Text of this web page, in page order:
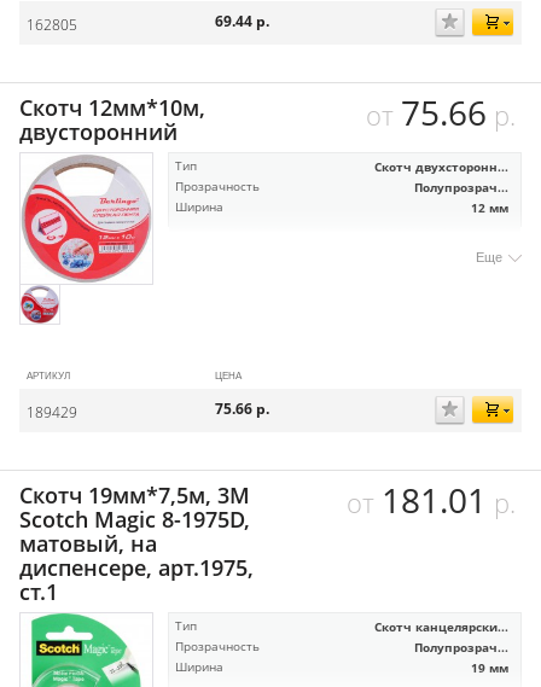
162805 69.44 р.
Скотч 12мм*10м,
двусторонний
от 75.66 р.
Тип Скотч двухсторонн...
Прозрачность Полупрозрач...
Ширина 12 мм
Еще
АРТИКУЛ ЦЕНА
189429 75.66 р.
Скотч 19мм*7,5м, 3M
Scotch Magic 8-1975D,
матовый, на
диспенсере, арт.1975,
ст.1
от 181.01 р.
Тип Скотч канцелярски...
Прозрачность Полупрозрач...
Ширина 19 мм